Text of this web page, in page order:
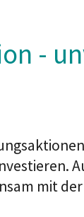
-
mit